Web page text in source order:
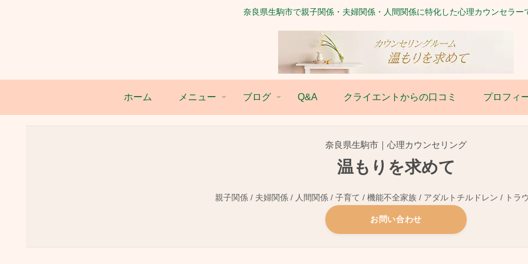
奈良県生駒市で親子関係・夫婦関係・人間関係に特化した心理カウンセラー
ホーム メニュー ブログ Q&A クライエントからの口コミ プロフィ
奈良県生駒市｜心理カウンセリング
温もりを求めて
親子関係 / 夫婦関係 / 人間関係 / 子育て / 機能不全家族 / アダルトチルドレン / トラ
お問い合わせ